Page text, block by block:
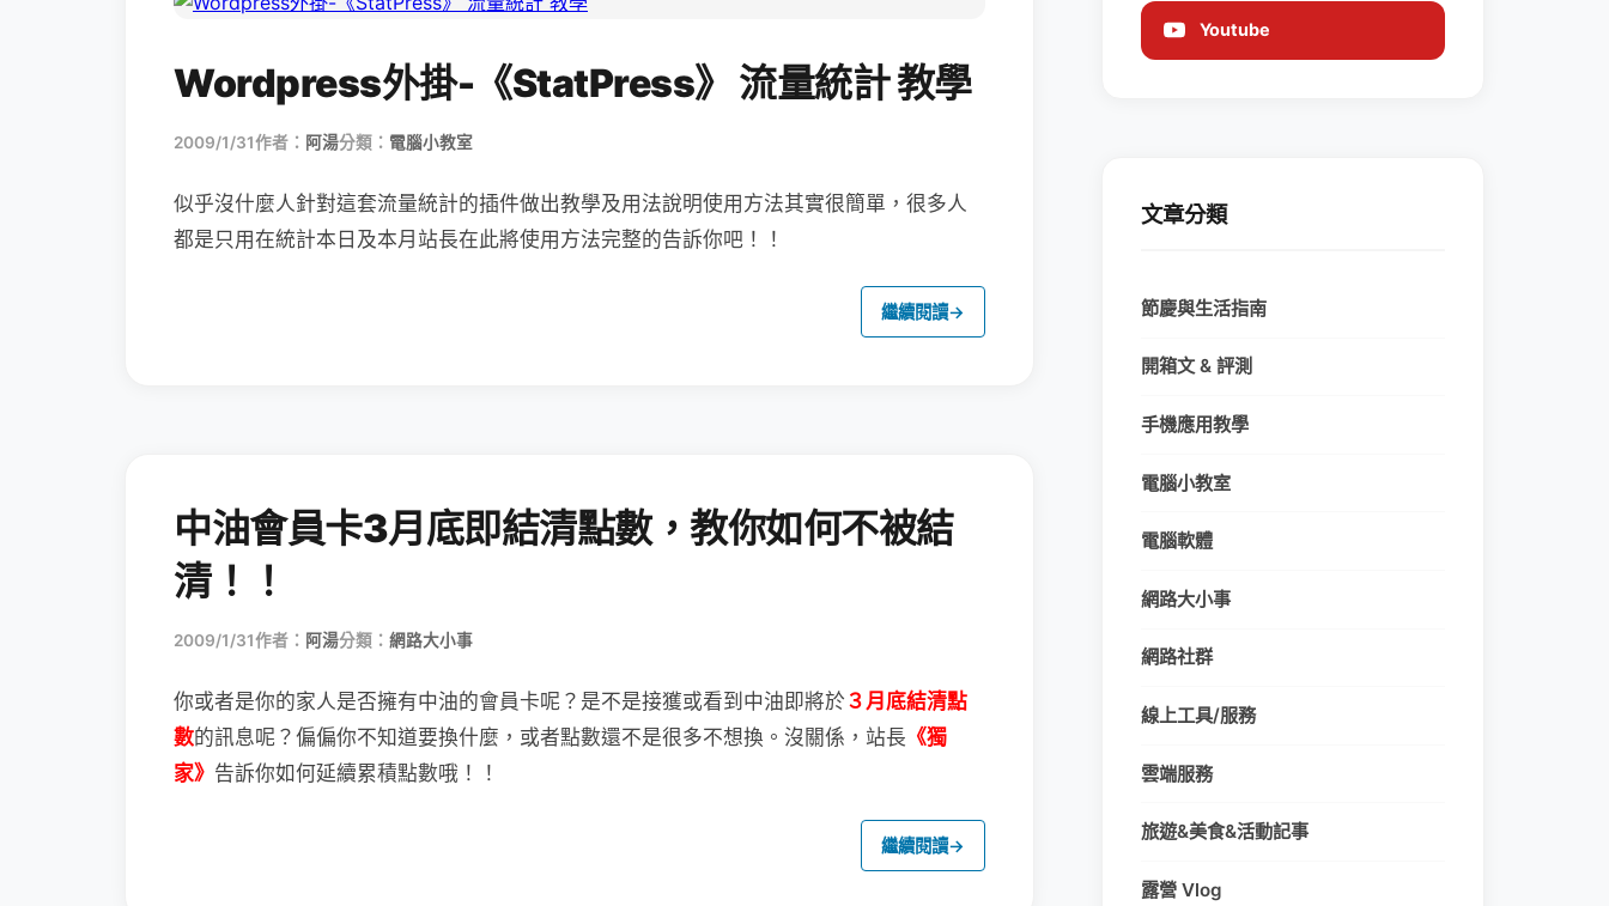
Wordpress外掛-《StatPress》 流量統計 教學
2009/1/31作者： 阿湯分類： 電腦小教室
似乎沒什麼人針對這套流量統計的插件做出教學及用法說明使用方法其實很簡單，很多人
都是只用在統計本日及本月站長在此將使用方法完整的告訴你吧！！
繼續閱讀→
中油會員卡3月底即結清點數，教你如何不被結
清！！
2009/1/31作者： 阿湯分類： 網路大小事
你或者是你的家人是否擁有中油的會員卡呢？ 是不是接獲或看到中油即將於 ３月底結清點
數的訊息呢？ 偏偏你不知道要換什麼，或者點數還不是很多不想換。 沒關係，站長 《獨
家》 告訴你如何延續累積點數哦！！
繼續閱讀→
Youtube
文章分類
節慶與生活指南
開箱文 & 評測
手機應用教學
電腦小教室
電腦軟體
網路大小事
網路社群
線上工具/服務
雲端服務
旅遊&美食&活動記事
露營 Vlog